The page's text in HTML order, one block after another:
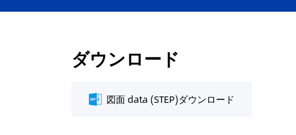
ダウンロード
図面 data (STEP)ダウンロード